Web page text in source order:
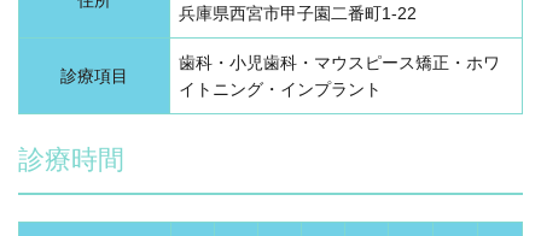
兵庫県西宮市甲子園二番町1-22
診療項目
歯科・小児歯科・マウスピース矯正・ホワ
イトニング・インプラント
診療時間